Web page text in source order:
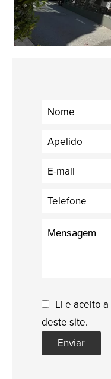
Li e aceito a
deste site.
Enviar